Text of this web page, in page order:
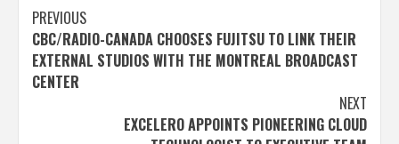
Post
navigation
PREVIOUS
CBC/RADIO-CANADA CHOOSES FUJITSU TO LINK THEIR
EXTERNAL STUDIOS WITH THE MONTREAL BROADCAST
CENTER
NEXT
EXCELERO APPOINTS PIONEERING CLOUD